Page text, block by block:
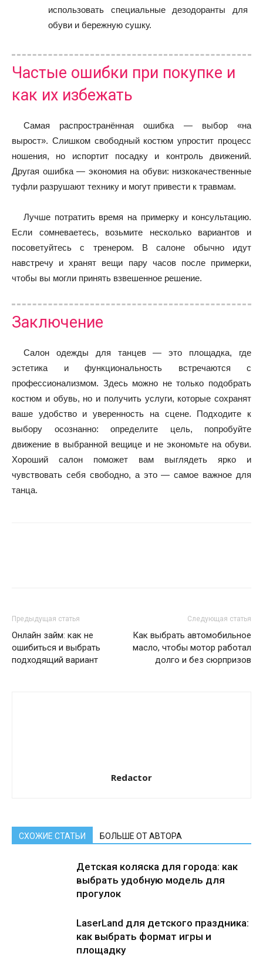
использовать специальные дезодоранты для
обуви и бережную сушку.
Частые ошибки при покупке и
как их избежать
Самая распространённая ошибка — выбор «на
вырост». Слишком свободный костюм упростит процесс
ношения, но испортит посадку и контроль движений.
Другая ошибка — экономия на обуви: низкокачественные
туфли разрушают технику и могут привести к травмам.
Лучше потратить время на примерку и консультацию.
Если сомневаетесь, возьмите несколько вариантов и
посоветуйтесь с тренером. В салоне обычно идут
навстречу и хранят вещи пару часов после примерки,
чтобы вы могли принять взвешенное решение.
Заключение
Салон одежды для танцев — это площадка, где
эстетика и функциональность встречаются с
профессионализмом. Здесь можно не только подобрать
костюм и обувь, но и получить услуги, которые сохранят
ваше удобство и уверенность на сцене. Подходите к
выбору осознанно: определите цель, попробуйте
движение в выбранной вещице и не экономьте на обуви.
Хороший салон поможет вам выглядеть ярко и
чувствовать себя свободно, а это — самое важное для
танца.
Предыдущая статья
Онлайн займ: как не
ошибиться и выбрать
подходящий вариант
Следующая статья
Как выбрать автомобильное
масло, чтобы мотор работал
долго и без сюрпризов
Redactor
СХОЖИЕ СТАТЬИ БОЛЬШЕ ОТ АВТОРА
Детская коляска для города: как
выбрать удобную модель для
прогулок
LaserLand для детского праздника:
как выбрать формат игры и
площадку